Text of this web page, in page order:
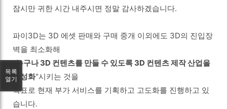
잠시만 귀한 시간 내주시면 정말 감사하겠습니다.
파이3D는 3D 에셋 판매와 구매 중개 이외에도 3D의 진입장
벽을 최소화해
"누구나 3D 컨텐츠를 만들 수 있도록 3D 컨텐츠 제작 산업을
활성화"시키는 것을
목표로 현재 부가 서비스를 기획하고 고도화를 진행하고 있
습니다.
목록
열기